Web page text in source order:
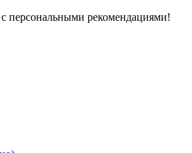
с персональными рекомендациями!